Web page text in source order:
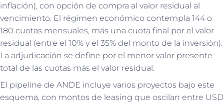
inflación), con opción de compra al valor residual al
vencimiento. El régimen económico contempla 144 o
180 cuotas mensuales, más una cuota final por el valor
residual (entre el 10% y el 35% del monto de la inversión).
La adjudicación se define por el menor valor presente
total de las cuotas más el valor residual.
El pipeline de ANDE incluye varios proyectos bajo este
esquema, con montos de leasing que oscilan entre USD